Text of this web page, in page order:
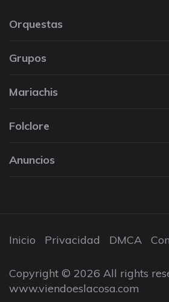
Orquestas
Grupos
Mariachis
Folclore
Anuncios
Inicio Privacidad DMCA
Copyright © 2026 All rights
www.viendoeslacosa.com